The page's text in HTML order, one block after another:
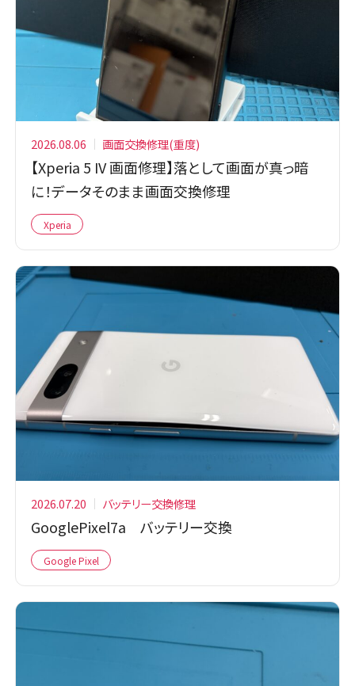
2026.08.06 画面交換修理(重度)
【Xperia 5 IV 画面修理】落として画面が真っ暗
に！データそのまま画面交換修理
Xperia
2026.07.20 バッテリー交換修理
GooglePixel7a バッテリー交換
Google Pixel